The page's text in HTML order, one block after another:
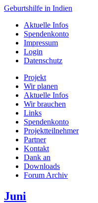
Geburtshilfe in Indien
Aktuelle Infos
Spendenkonto
Impressum
Login
Datenschutz
Projekt
Wir planen
Aktuelle Infos
Wir brauchen
Links
Spendenkonto
Projektteilnehmer
Partner
Kontakt
Dank an
Downloads
Forum Archiv
Juni